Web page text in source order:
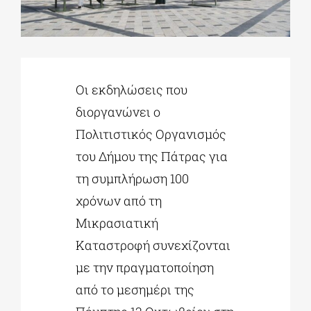
ΕΚΠΑΙΔΕΥΤΙΚΑ ΙΔΡΥΜΑΤΑ
ΠΟΛΙΤΙΣΤΙΚΟΙ ΦΟΡΕΙΣ
Οι εκδηλώσεις που
διοργανώνει ο
Πολιτιστικός Οργανισμός
του Δήμου της Πάτρας για
τη συμπλήρωση 100
χρόνων από τη
Μικρασιατική
Καταστροφή συνεχίζονται
με την πραγματοποίηση
από το μεσημέρι της